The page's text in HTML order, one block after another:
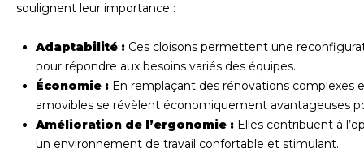
soulignent leur importance :
Adaptabilité : Ces cloisons permettent une
pour répondre aux besoins variés des équipes.
Économie : En remplaçant des rénovations complexes
amovibles se révèlent économiquement avantageuses
Amélioration de l’ergonomie : Elles contribuent à
un environnement de travail confortable et stimulant.